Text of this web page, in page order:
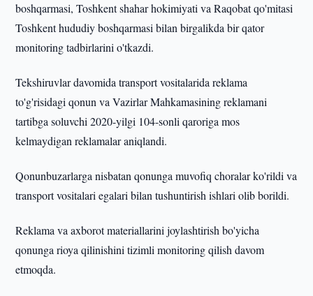
boshqarmasi, Toshkent shahar hokimiyati va Raqobat qo'mitasi
Toshkent hududiy boshqarmasi bilan birgalikda bir qator
monitoring tadbirlarini o'tkazdi.
Tekshiruvlar davomida transport vositalarida reklama
to'g'risidagi qonun va Vazirlar Mahkamasining reklamani
tartibga soluvchi 2020-yilgi 104-sonli qaroriga mos
kelmaydigan reklamalar aniqlandi.
Qonunbuzarlarga nisbatan qonunga muvofiq choralar ko'rildi va
transport vositalari egalari bilan tushuntirish ishlari olib borildi.
Reklama va axborot materiallarini joylashtirish bo'yicha
qonunga rioya qilinishini tizimli monitoring qilish davom
etmoqda.